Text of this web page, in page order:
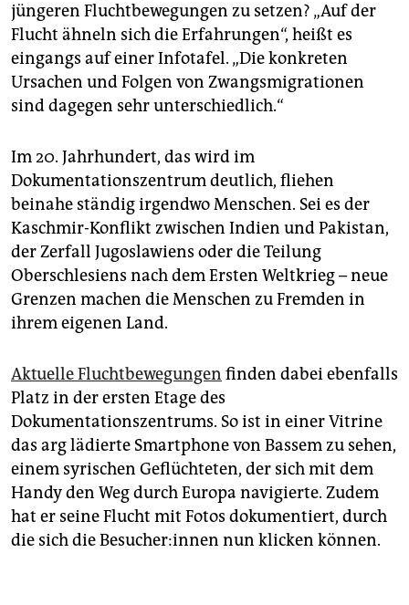
jüngeren Fluchtbewegungen zu setzen? „Auf der
Flucht ähneln sich die Erfahrungen“, heißt es
eingangs auf einer Infotafel. „Die konkreten
Ursachen und Folgen von Zwangsmigrationen
sind dagegen sehr unterschiedlich.“
Im 20. Jahrhundert, das wird im
Dokumentationszentrum deutlich, fliehen
beinahe ständig irgendwo Menschen. Sei es der
Kaschmir-Konflikt zwischen Indien und Pakis­tan,
der Zerfall Jugoslawiens oder die Teilung
Oberschlesiens nach dem Ersten Weltkrieg – neue
Grenzen machen die Menschen zu Fremden in
ihrem eigenen Land.
Aktuelle Fluchtbewegungen finden dabei ebenfalls
Platz in der ersten Etage des
Dokumentationszentrums. So ist in einer Vitrine
das arg lädierte Smartphone von Bassem zu sehen,
einem syrischen Geflüchteten, der sich mit dem
Handy den Weg durch Europa navigierte. Zudem
hat er seine Flucht mit Fotos dokumentiert, durch
die sich die Be­su­che­r:in­nen nun klicken können.